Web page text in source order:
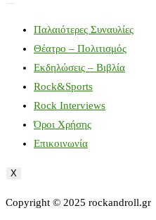
Παλαιότερες Συναυλίες
Θέατρο – Πολιτισμός
Εκδηλώσεις – Βιβλία
Rock&Sports
Rock Interviews
Όροι Χρήσης
Επικοινωνία
X
Copyright © 2025 rockandroll.gr